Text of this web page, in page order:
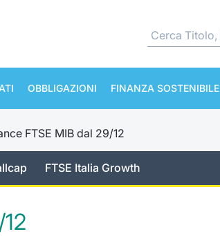
OBBLIGAZIONI FINANZA SOSTENIBILE
FTSE MIB dal 29/12
FTSE Italia Growth